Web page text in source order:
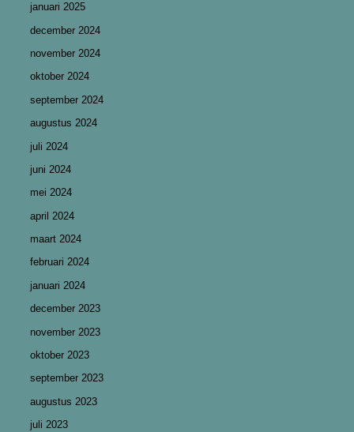
januari 2025
december 2024
november 2024
oktober 2024
september 2024
augustus 2024
juli 2024
juni 2024
mei 2024
april 2024
maart 2024
februari 2024
januari 2024
december 2023
november 2023
oktober 2023
september 2023
augustus 2023
juli 2023